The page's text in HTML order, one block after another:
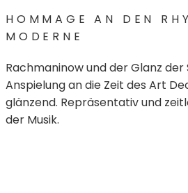
HOMMAGE AN DEN
MODERNE
Rachmaninow und der Glanz der
Anspielung an die Zeit des Art
glänzend. Repräsentativ und
der Musik.